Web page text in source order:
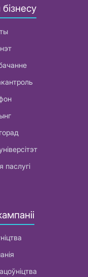
паслугі